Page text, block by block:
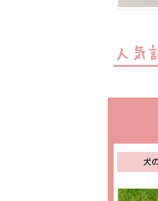
人気
犬